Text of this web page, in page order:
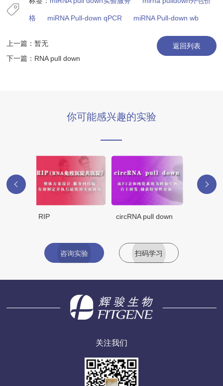
格 miRNA Pull-down qPCR miRNA Pull-down wb
上一篇：暂无
下一篇： RNA pull down
返回列表
你可能感兴趣的实验
circRNA pull down RNA pull down
咨询实验 扫码学习
关注我们